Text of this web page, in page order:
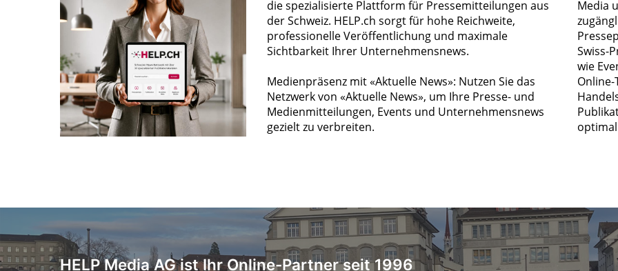
die spezialisierte Plattform für Pressemitteilungen aus
der Schweiz. HELP.ch sorgt für hohe Reichweite,
professionelle Veröffentlichung und maximale
Sichtbarkeit Ihrer Unternehmensnews.
Medienpräsenz mit «Aktuelle News»: Nutzen Sie das
Netzwerk von «Aktuelle News», um Ihre Presse- und
Medienmitteilungen, Events und Unternehmensnews
gezielt zu verbreiten.
Media
Swiss-
wie
HELP Media AG ist Ihr Online-Partner seit 1996